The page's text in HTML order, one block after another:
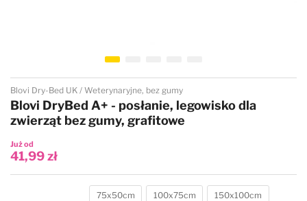
Przejdź na początek galerii
Blovi Dry-Bed UK Weterynaryjne, bez gumy
Blovi DryBed A+ - posłanie, legowisko dla
zwierząt bez gumy, grafitowe
Już od
41,99 zł
75x50cm 100x75cm 150x100cm